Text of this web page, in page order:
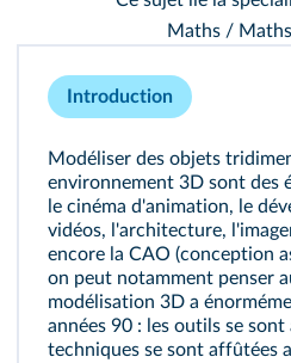
Maths /
Introduction
Modéliser des objets
environnement 3D sont des
le cinéma d'animation, le
vidéos, l'architecture,
encore la CAO (conception
on peut notamment penser
modélisation 3D a
années 90 : les outils se sont
techniques se sont affûtées